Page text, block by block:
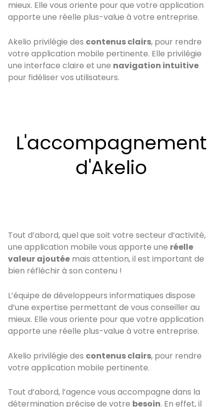
mieux. Elle vous oriente pour que votre application
apporte une réelle plus-value à votre entreprise.
Akelio privilégie des contenus clairs, pour rendre
votre application mobile pertinente. Elle privilégie
une interface claire et une navigation intuitive
pour fidéliser vos utilisateurs.
L'accompagnement
d'Akelio
Tout d’abord, quel que soit votre secteur d’activité,
une application mobile vous apporte une réelle
valeur ajoutée mais attention, il est important de
bien réfléchir à son contenu !
L’équipe de développeurs informatiques dispose
d’une expertise permettant de vous conseiller au
mieux. Elle vous oriente pour que votre application
apporte une réelle plus-value à votre entreprise.
Akelio privilégie des contenus clairs, pour rendre
votre application mobile pertinente.
Tout d’abord, l’agence vous accompagne dans la
détermination précise de votre besoin. En effet, il